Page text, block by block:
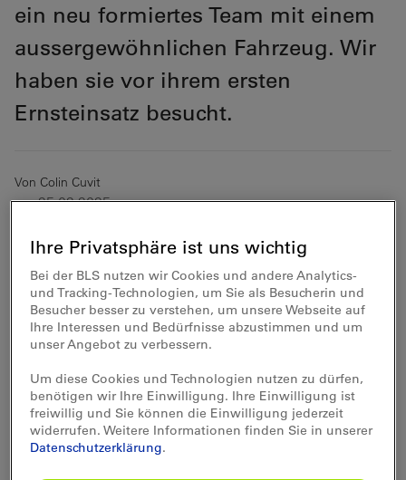
ein neu formiertes Team mit einem
aussergewöhnlichen Fahrzeug. Wir
haben sie vor ihrem ersten
Ernsteinsatz besucht.
Von Colin Cuvit
am 25.02.2025
Das Zweiwege-Schienenschleiffahrzeug wetzt
frühmorgens über den Güterbahnhof in Thun.
Während jeder Scrabble-Fan beim Ablegen des
sperrigen Begriffs zittrige Hände bekäme,
Daniel Scherz vom BLS-Schleifteam das neuste
Unterhaltsfahrzeug der BLS in aller Ruhe über
das Gleis. Dies notabene von ausserhalb der
Ihre Privatsphäre ist uns wichtig
Bei der BLS nutzen wir Cookies und andere Analytics-
und Tracking-Technologien, um Sie als Besucherin und
Besucher besser zu verstehen, um unsere Webseite auf
Ihre Interessen und Bedürfnisse abzustimmen und um
unser Angebot zu verbessern.
Um diese Cookies und Technologien nutzen zu dürfen,
benötigen wir Ihre Einwilligung. Ihre Einwilligung ist
freiwillig und Sie können die Einwilligung jederzeit
widerrufen. Weitere Informationen finden Sie in unserer
Datenschutzerklärung.